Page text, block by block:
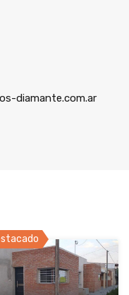
diamante.com.ar